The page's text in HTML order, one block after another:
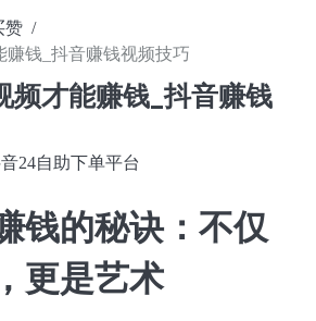
赞
赚钱_抖音赚钱视频技巧
频才能赚钱_抖音赚钱
24自助下单平台
钱的秘诀：不仅
更是艺术